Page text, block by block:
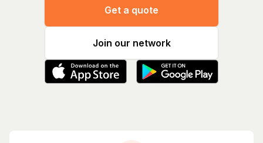
Get a quote
Join our network